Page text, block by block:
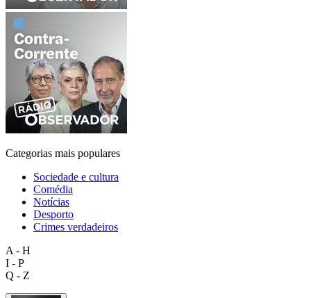
Categorias mais populares
Sociedade e cultura
Comédia
Notícias
Desporto
Crimes verdadeiros
A - H
I - P
Q - Z